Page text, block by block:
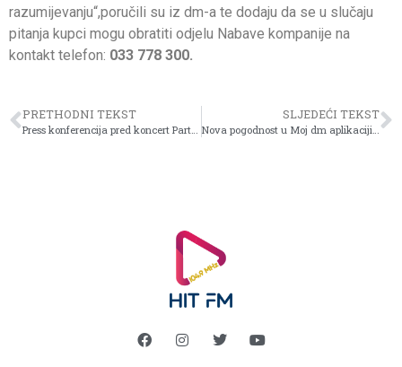
razumijevanju“,poručili su iz dm-a te dodaju da se u slučaju
pitanja kupci mogu obratiti odjelu Nabave kompanije na
kontakt telefon: 033 778 300.
PRETHODNI TEKST SLJEDEĆI TEKST